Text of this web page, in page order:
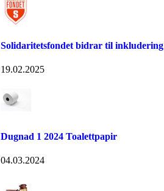
Solidaritetsfondet bidrar til inkludering
19.02.2025
Dugnad 1 2024 Toalettpapir
04.03.2024